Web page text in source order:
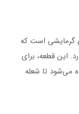
گرمایشی است که
این قطعه، برای
می‌شود تا شعله